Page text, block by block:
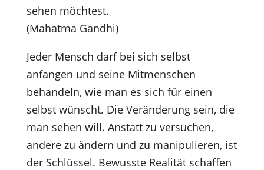
sehen möchtest.
(Mahatma Gandhi)
Jeder Mensch darf bei sich selbst
anfangen und seine Mitmenschen
behandeln, wie man es sich für einen
selbst wünscht. Die Veränderung sein, die
man sehen will. Anstatt zu versuchen,
andere zu ändern und zu manipulieren, ist
der Schlüssel. Bewusste Realität schaffen